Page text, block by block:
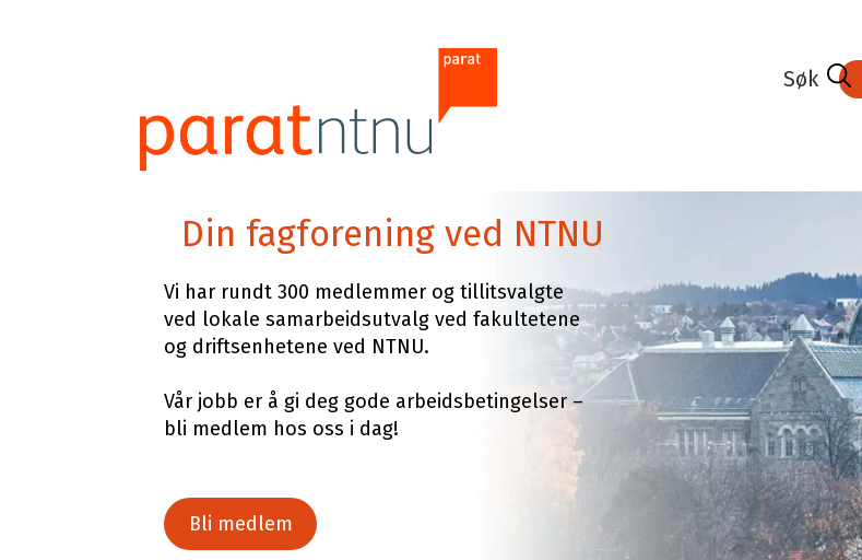
Siste nytt
Om Parat NTNU
Kontakt oss
Gå til parat.com
Lønn
Arbeidsrettslig kunnskapsdatabase (Compendia)
Tillitsvalgtopplæring
paratntnu
Din fagforening ved NTNU
Vi har rundt 300 medlemmer og tillitsvalgte
ved lokale samarbeidsutvalg ved fakultetene
og driftsenhetene ved NTNU.
Vår jobb er å gi deg gode arbeidsbetingelser –
bli medlem hos oss i dag!
Bli medlem